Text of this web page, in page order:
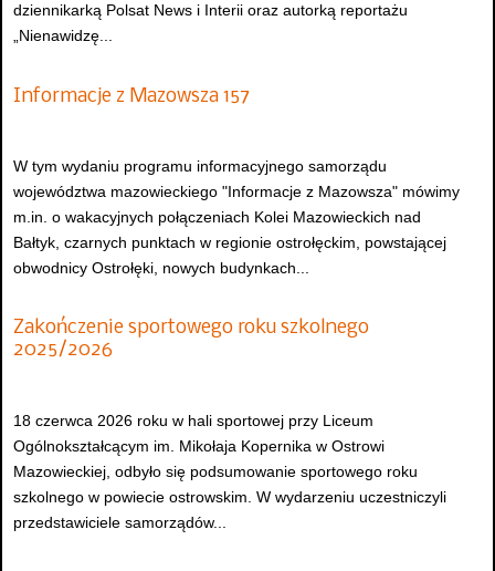
dziennikarką Polsat News i Interii oraz autorką reportażu
„Nienawidzę...
Informacje z Mazowsza 157
W tym wydaniu programu informacyjnego samorządu
województwa mazowieckiego "Informacje z Mazowsza" mówimy
m.in. o wakacyjnych połączeniach Kolei Mazowieckich nad
Bałtyk, czarnych punktach w regionie ostrołęckim, powstającej
obwodnicy Ostrołęki, nowych budynkach...
Zakończenie sportowego roku szkolnego
2025/2026
18 czerwca 2026 roku w hali sportowej przy Liceum
Ogólnokształcącym im. Mikołaja Kopernika w Ostrowi
Mazowieckiej, odbyło się podsumowanie sportowego roku
szkolnego w powiecie ostrowskim. W wydarzeniu uczestniczyli
przedstawiciele samorządów...